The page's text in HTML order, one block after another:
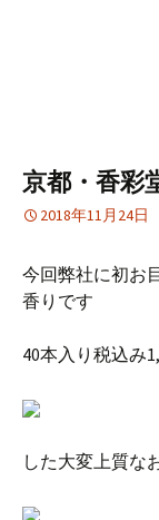
京都・香
2018年11月24日
今回弊社に初お
香りです
40本入り税込み
した大変上質な